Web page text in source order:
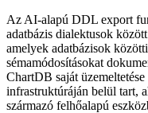
Az AI-alapú DDL export
adatbázis dialektusok
amelyek adatbázisok
sémamódosításokat
ChartDB saját
infrastruktúráján belül tart,
származó felhőalapú